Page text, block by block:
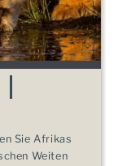
Sie Afrikas
Weiten